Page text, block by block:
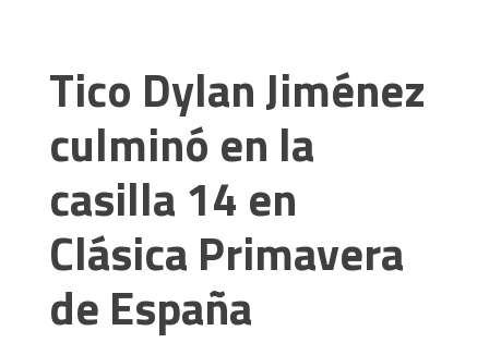
Tico Dylan Jiménez
culminó en la
casilla 14 en
Clásica Primavera
de España